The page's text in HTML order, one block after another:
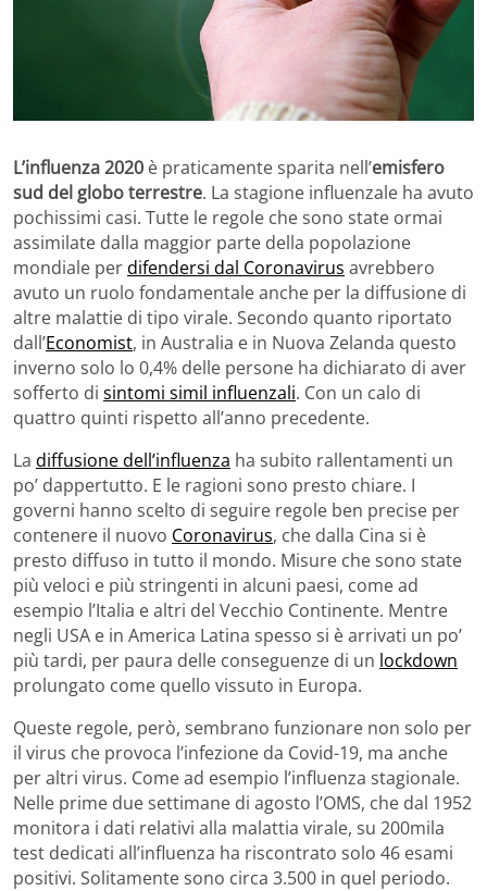
L’influenza 2020 è praticamente sparita nell’emisfero
sud del globo terrestre. La stagione influenzale ha avuto
pochissimi casi. Tutte le regole che sono state ormai
assimilate dalla maggior parte della popolazione
mondiale perdifendersi dal Coronavirus avrebbero
avuto un ruolo fondamentale anche per la diffusione di
altre malattie di tipo virale. Secondo quanto riportato
dall’Economist, in Australia e in Nuova Zelanda questo
inverno solo lo 0,4% delle persone ha dichiarato di aver
sofferto di sintomi simil influenzali. Con un calo di
quattro quinti rispetto all’anno precedente.
La diffusione dell’influenza ha subito rallentamenti un
po’ dappertutto. E le ragioni sono presto chiare. I
governi hanno scelto di seguire regole ben precise per
contenere il nuovo Coronavirus, che dalla Cina si è
presto diffuso in tutto il mondo. Misure che sono state
più veloci e più stringenti in alcuni paesi, come ad
esempio l’Italia e altri del Vecchio Continente. Mentre
negli USA e in America Latina spesso si è arrivati un po’
più tardi, per paura delle conseguenze di un lockdown
prolungato come quello vissuto in Europa.
Queste regole, però, sembrano funzionare non solo per
il virus che provoca l’infezione da Covid-19, ma anche
per altri virus. Come ad esempio l’influenza stagionale.
Nelle prime due settimane di agosto l’OMS, che dal 1952
monitora i dati relativi alla malattia virale, su 200mila
test dedicati all’influenza ha riscontrato solo 46 esami
positivi. Solitamente sono circa 3.500 in quel periodo.